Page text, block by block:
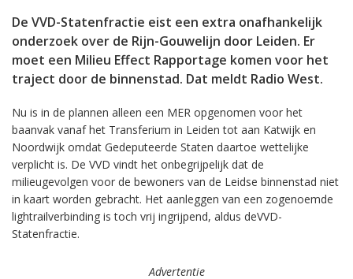
De VVD-Statenfractie eist een extra onafhankelijk
onderzoek over de Rijn-Gouwelijn door Leiden. Er
moet een Milieu Effect Rapportage komen voor het
traject door de binnenstad. Dat meldt Radio West.
Nu is in de plannen alleen een MER opgenomen voor het
baanvak vanaf het Transferium in Leiden tot aan Katwijk en
Noordwijk omdat Gedeputeerde Staten daartoe wettelijke
verplicht is. De VVD vindt het onbegrijpelijk dat de
milieugevolgen voor de bewoners van de Leidse binnenstad niet
in kaart worden gebracht. Het aanleggen van een zogenoemde
lightrailverbinding is toch vrij ingrijpend, aldus deVVD-
Statenfractie.
Advertentie